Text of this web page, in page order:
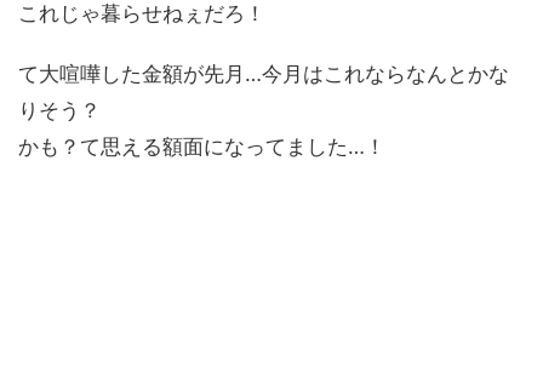
これじゃ暮らせねぇだろ！
て大喧嘩した金額が先月…今月はこれならなんとかな
りそう？
かも？て思える額面になってました…！